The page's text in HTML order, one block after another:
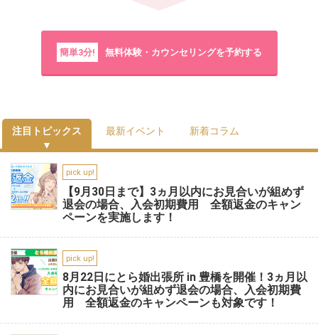
簡単3分! 無料体験・カウンセリングを予約する
注目トピックス 最新イベント 新着コラム
pick up!
【9月30日まで】3ヵ月以内にお見合いが組めず
退会の場合、入会初期費用 全額返金のキャン
ペーンを実施します！
pick up!
8月22日にとら婚出張所 in 豊橋を開催！3ヵ月以
内にお見合いが組めず退会の場合、入会初期費
用 全額返金のキャンペーンも対象です！